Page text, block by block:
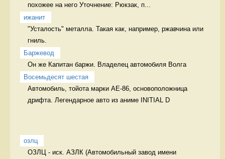
похожее на него Уточнение: Рюкзак, п...
ижанит
"Усталость" металла. Такая как, например, ржавчина или
гниль.
Баржевод
Он же Капитан баржи. Владелец автомобиля Волга
Восемьдесят шестая
Автомобиль, тойота марки AE-86, основоположница
дрифта. Легендарное авто из аниме INITIAL D
озлц
ОЗЛЦ - иск. АЗЛК (Автомобильный завод имени